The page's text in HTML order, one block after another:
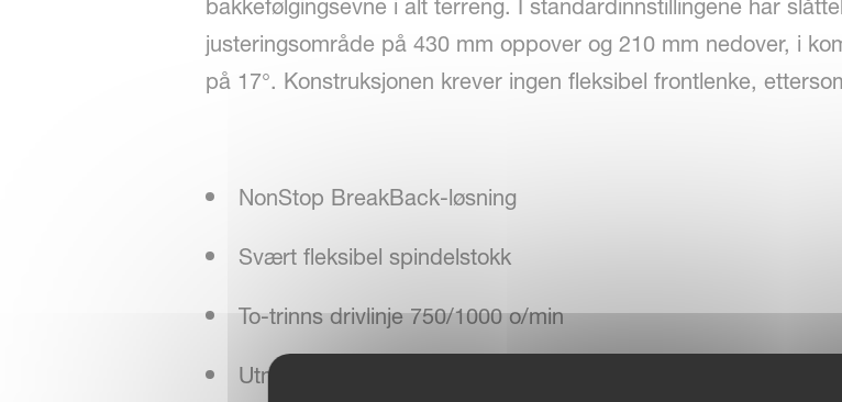
bakkefølgingsevne i alt terreng. I standardinnstillingene har
justeringsområde på 430 mm oppover og 210 mm nedover, i
på 17°. Konstruksjonen krever ingen fleksibel frontlenke,
NonStop BreakBack-løsning
Svært fleksibel spindelstokk
To-trinns drivlinje 750/1000 o/min
Utmerket bakkefølging